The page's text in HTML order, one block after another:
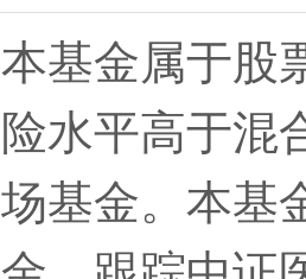
本基金属于股
险水平高于混
场基金。本基